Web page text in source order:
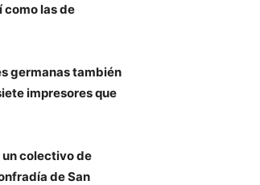
como las de
germanas también
impresores que
colectivo de
de San